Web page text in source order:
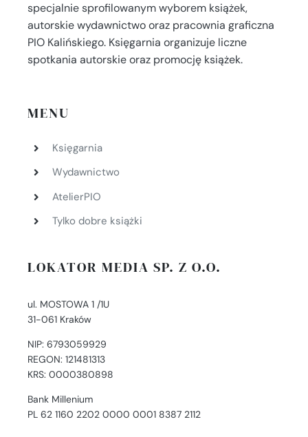
specjalnie sprofilowanym wyborem książek,
autorskie wydawnictwo oraz pracownia graficzna
PIO Kalińskiego. Księgarnia organizuje liczne
spotkania autorskie oraz promocję książek.
MENU
Księgarnia
Wydawnictwo
AtelierPIO
Tylko dobre książki
LOKATOR MEDIA SP. Z O.O.
ul. MOSTOWA 1 /1U
31-061 Kraków
NIP: 6793059929
REGON: 121481313
KRS: 0000380898
Bank Millenium
PL 62 1160 2202 0000 0001 8387 2112